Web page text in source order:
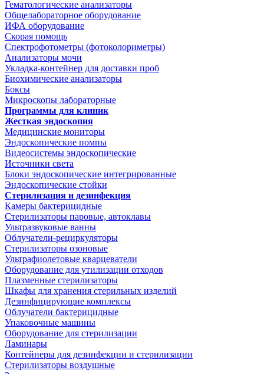
Гематологические анализаторы
Общелабораторное оборудование
ИФА оборудование
Скорая помощь
Спектрофотометры (фотоколориметры)
Анализаторы мочи
Укладка-контейнер для доставки проб
Биохимические анализаторы
Боксы
Микроскопы лабораторные
Программы для клиник
Жесткая эндоскопия
Медицинские мониторы
Эндоскопические помпы
Видеосистемы эндоскопические
Источники света
Блоки эндоскопические интегрированные
Эндоскопические стойки
Стерилизация и дезинфекция
Камеры бактерицидные
Стерилизаторы паровые, автоклавы
Ультразвуковые ванны
Облучатели-рециркуляторы
Стерилизаторы озоновые
Ультрафиолетовые кварцеватели
Оборудование для утилизации отходов
Плазменные стерилизаторы
Шкафы для хранения стерильных изделий
Дезинфицирующие комплексы
Облучатели бактерицидные
Упаковочные машины
Оборудование для стерилизации
Ламинары
Контейнеры для дезинфекции и стерилизации
Стерилизаторы воздушные